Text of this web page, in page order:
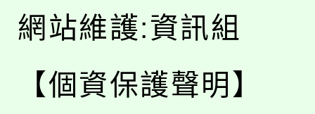
網站維護:資訊組
【個資保護聲明】